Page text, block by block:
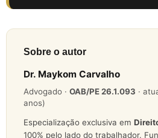
Sobre o autor
Dr. Maykom Carvalho
Advogado · OAB/PE 26.1.093 ·
anos)
Especialização exclusiva em
100% pelo lado do trabalhador.